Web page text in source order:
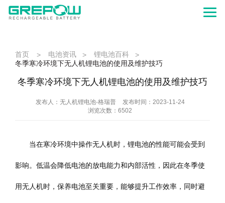
首页 > 电池资讯 > 锂电池百科
>
冬季寒冷环境下无人机锂电池的使用及维护技巧
冬季寒冷环境下无人机锂电池的使用及维护技巧
发布人：无人机锂电池-格瑞普
发布时间：2023-11-24
浏览次数：6502
当在寒冷环境中操作无人机时，锂电池的性能可能会受到
影响。低温会降低电池的放电能力和内部活性，因此在冬季使
用无人机时，保养电池至关重要，能够提升工作效率，同时避